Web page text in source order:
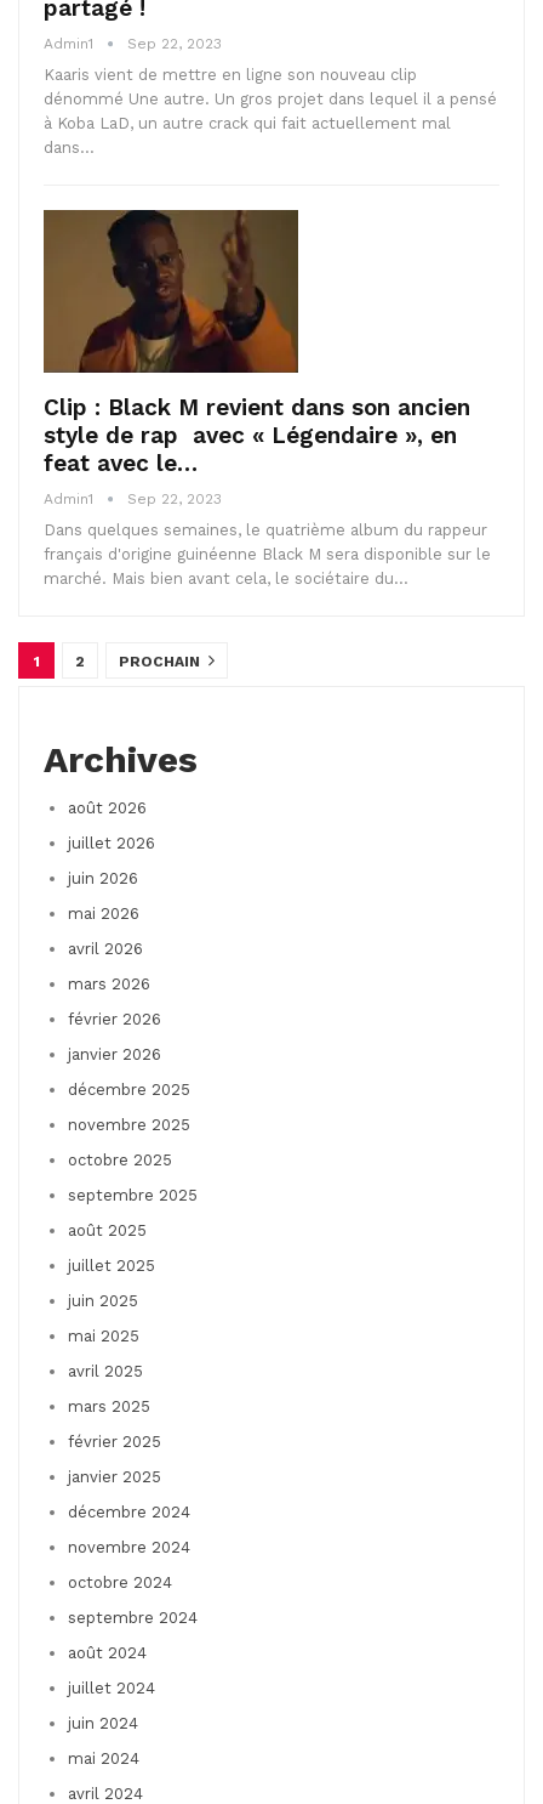
partagé !
Admin1 Sep 22, 2023
Kaaris vient de mettre en ligne son nouveau clip
dénommé Une autre. Un gros projet dans lequel il a pensé
à Koba LaD, un autre crack qui fait actuellement mal
dans…
Clip : Black M revient dans son ancien
style de rap avec « Légendaire », en
feat avec le…
Admin1 Sep 22, 2023
Dans quelques semaines, le quatrième album du rappeur
français d'origine guinéenne Black M sera disponible sur le
marché. Mais bien avant cela, le sociétaire du…
1 2 PROCHAIN
Archives
août 2026
juillet 2026
juin 2026
mai 2026
avril 2026
mars 2026
février 2026
janvier 2026
décembre 2025
novembre 2025
octobre 2025
septembre 2025
août 2025
juillet 2025
juin 2025
mai 2025
avril 2025
mars 2025
février 2025
janvier 2025
décembre 2024
novembre 2024
octobre 2024
septembre 2024
août 2024
juillet 2024
juin 2024
mai 2024
avril 2024